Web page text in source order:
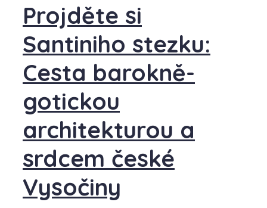
Projděte si
Santiniho stezku:
Cesta barokně-
gotickou
architekturou a
srdcem české
Vysočiny